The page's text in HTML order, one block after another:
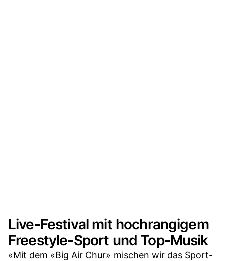
Live-Festival mit hochrangigem
Freestyle-Sport und Top-Musik
«Mit dem «Big Air Chur» mischen wir das Sport-